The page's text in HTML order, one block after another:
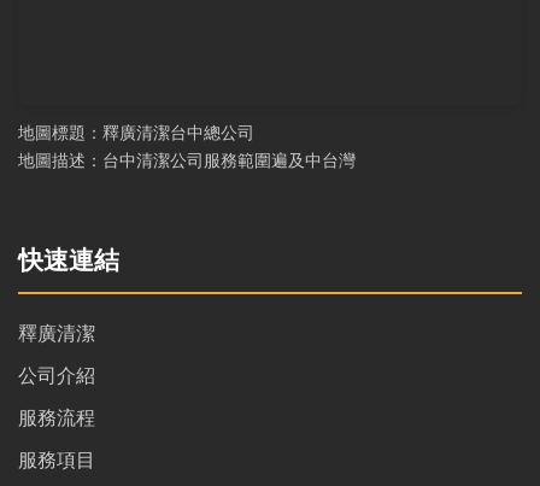
地圖標題：釋廣清潔台中總公司
地圖描述：台中清潔公司服務範圍遍及中台灣
快速連結
釋廣清潔
公司介紹
服務流程
服務項目